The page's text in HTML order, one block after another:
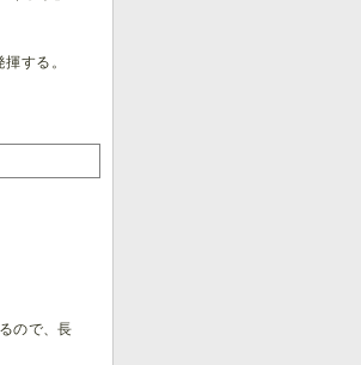
する。
ので、長